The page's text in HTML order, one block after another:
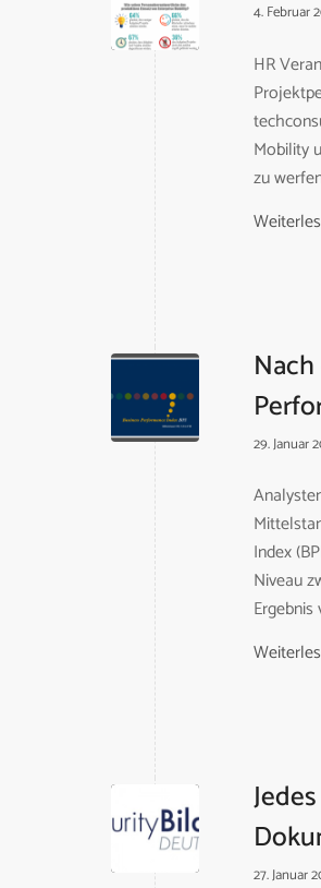
4. Februar
HR
Mobility
zu
29. Januar
Index
Niveau
Ergebnis
27. Januar